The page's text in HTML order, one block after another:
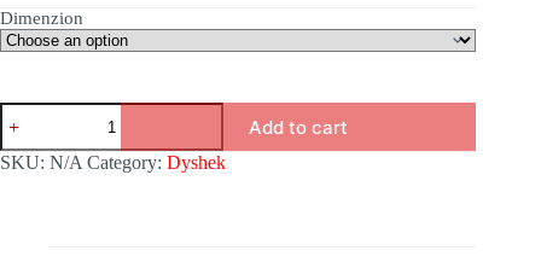
Dimenzion
Dyshek
Heaven
quantity
Add to cart
SKU: N/A Category: Dyshek